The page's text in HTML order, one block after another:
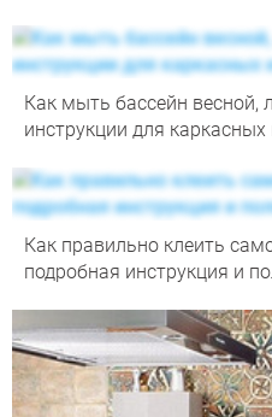
Как мыть бассейн весной,
инструкции для
Как правильно клеить
подробная инструкция и